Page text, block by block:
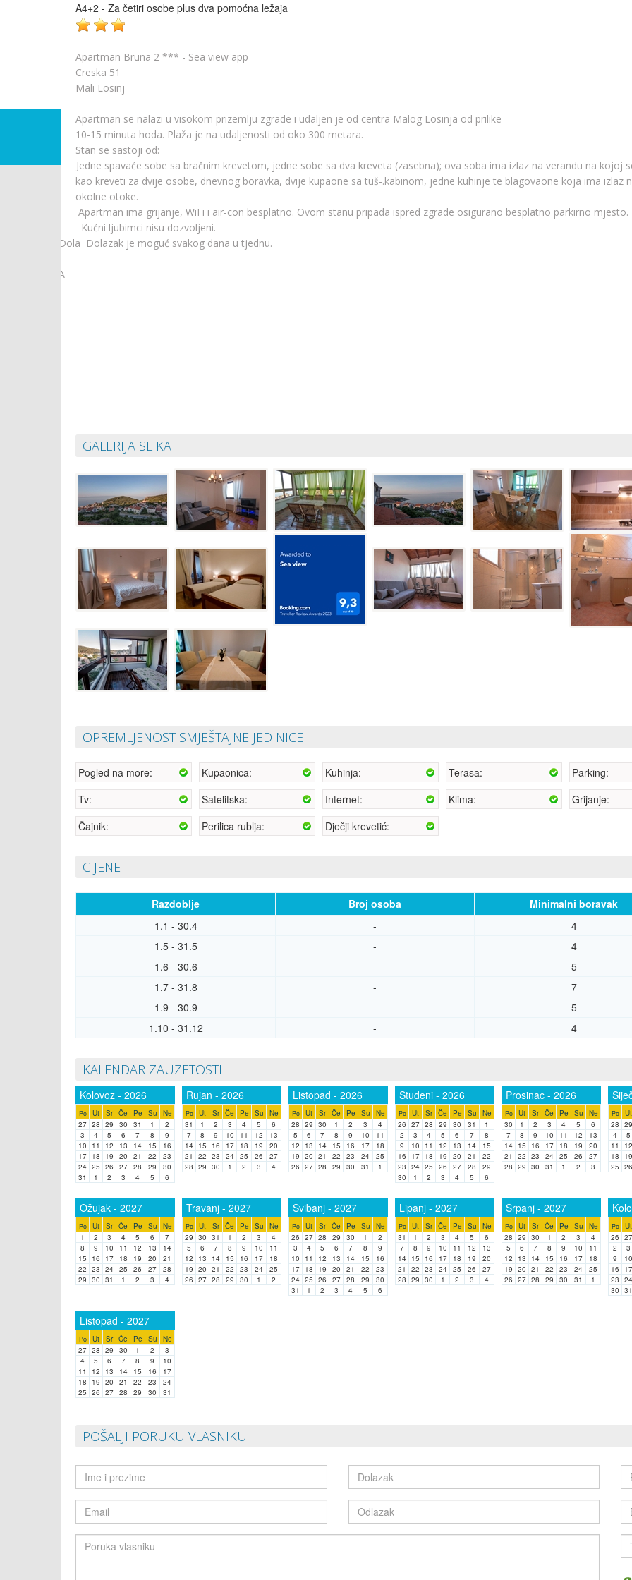
A4+2 - Za četiri osobe plus dva pomoćna ležaja
Apartman Bruna 2 *** - Sea view app
Creska 51
Mali Losinj
Apartman se nalazi u visokom prizemlju zgrade i udaljen je od centra Malog Losinja od prilike
10-15 minuta hoda. Plaža je na udaljenosti od oko 300 metara.
Stan se sastoji od:
-
Jedne spavaće sobe sa bračnim krevetom, jedne sobe sa dva kreveta (zasebna); ova soba ima izlaz na verandu na kojoj
kao kreveti za dvije osobe, dnevnog boravka, dvije kupaone sa tuš-.kabinom, jedne kuhinje te blagovaone koja ima izlaz
okolne otoke.
Apartman ima grijanje, WiFi i air-con besplatno. Ovom stanu pripada ispred zgrade osigurano besplatno parkirno mjesto.
Kućni ljubimci nisu dozvoljeni.
Dola Dolazak je moguć svakog dana u tjednu.
A
GALERIJA SLIKA
OPREMLJENOST SMJEŠTAJNE JEDINICE
Pogled na more: Kupaonica: Kuhinja: Terasa: Parking:
Tv:
Satelitska: Internet: Klima: Grijanje:
Čajnik:
Perilica rublja: Dječji krevetić:
CIJENE
Razdoblje Broj osoba Minimalni boravak
1.1 - 30.4
- 4
1.5 - 31.5
- 4
1.6 - 30.6
- 5
1.7 - 31.8
- 7
1.9 - 30.9
- 5
1.10 - 31.12
- 4
KALENDAR ZAUZETOSTI
Kolovoz - 2026
Po Ut Sr Če Pe Su
Ne
27 28 29 30 31 1
2
3
4 5 6 7 8
9
10
11 12 13 14 15
16
17 18 19 20 21 22
23
24 25 26 27 28 29
30
31
1 2 3 4 5 6
Rujan - 2026
Po Ut Sr Če Pe Su
Ne
31
1 2 3 4 5
6
7
8 9 10 11 12
13
14 15 16 17 18 19
20
21
22 23 24 25 26
27
28 29 30 1 2 3 4
Listopad - 2026
Po Ut Sr Če Pe Su
Ne
28 29 30 1 2 3
4
5
6 7 8 9 10
11
12
13 14 15 16 17
18
19 20 21 22 23 24
25
26 27 28 29 30 31 1
Studeni - 2026
Po Ut Sr Če Pe Su
Ne
26 27 28 29 30 31
1
2
3 4 5 6 7
8
9
10 11 12 13 14
15
16
17 18 19 20 21
22
23 24 25 26 27 28
29
30
1 2 3 4 5 6
Prosinac - 2026
Po Ut Sr Če Pe Su
Ne
30
1 2 3 4 5
6
7
8 9 10 11 12
13
14 15 16 17 18 19
20
21
22 23 24 25 26
27
28 29 30 31 1 2 3
Po Ut
28 29
4
5
11
12
18
19
25 26
Ožujak - 2027
Po Ut Sr Če Pe Su
Ne
1
2 3 4 5 6
7
8
9 10 11 12 13
14
15
16 17 18 19 20
21
22 23 24 25 26 27
28
29 30 31 1 2 3 4
Travanj - 2027
Po Ut Sr Če Pe Su
Ne
29 30 31 1 2 3
4
5
6 7 8 9 10
11
12
13 14 15 16 17
18
19 20 21 22 23 24
25
26 27 28 29 30 1 2
Svibanj - 2027
Po Ut Sr Če Pe Su
Ne
26 27 28 29 30 1
2
3
4 5 6 7 8
9
10
11 12 13 14 15
16
17 18 19 20 21 22
23
24 25 26 27 28 29
30
31
1 2 3 4 5 6
Lipanj - 2027
Po Ut Sr Če Pe Su
Ne
31
1 2 3 4 5
6
7
8 9 10 11 12
13
14 15 16 17 18 19
20
21
22 23 24 25 26
27
28 29 30 1 2 3 4
Srpanj - 2027
Po Ut Sr Če Pe Su
Ne
28 29 30 1 2 3
4
5
6 7 8 9 10
11
12
13 14 15 16 17
18
19 20 21 22 23 24
25
26 27 28 29 30 31 1
Po Ut
26 27
2
3
9
10
16
17
23 24
30 31
Listopad - 2027
Po Ut Sr Če Pe Su
Ne
27 28 29 30 1 2
3
4
5 6 7 8 9
10
11
12 13 14 15 16
17
18
19 20 21 22 23
24
25 26 27 28 29 30 31
POŠALJI PORUKU VLASNIKU
Linkovi
© Apartmani Bruna i Kuća za odmor Krista